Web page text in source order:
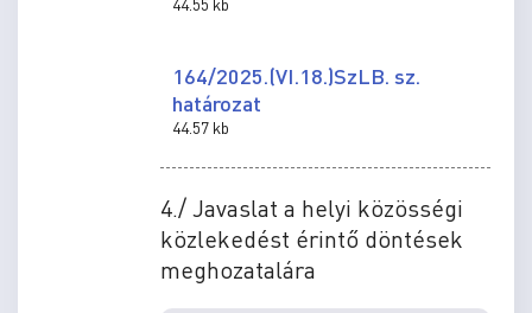
164/2025.(VI.18.)SzLB. sz.
határozat
44.57 kb
4./ Javaslat a helyi közösségi
közlekedést érintő döntések
meghozatalára